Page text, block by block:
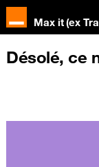
Max it (ex
Já sou
Désolé, ce